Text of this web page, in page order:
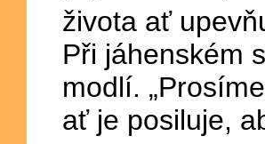
života ať
Při jáhenském
modlí.
ať je posiluje,